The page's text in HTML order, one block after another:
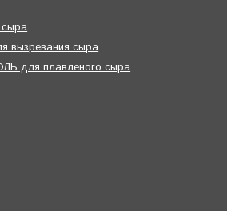
вызревания сыра
для плавленого сыра